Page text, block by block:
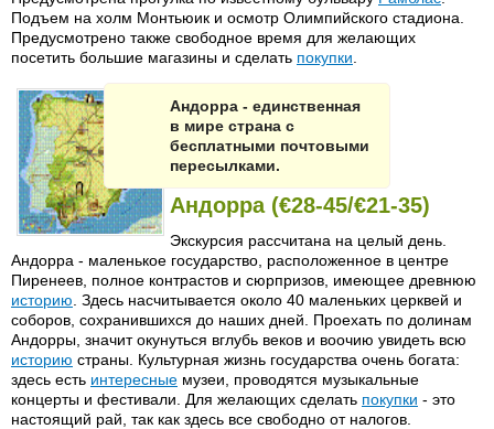
Подъем на холм Монтьюик и осмотр Олимпийского стадиона.
Предусмотрено также свободное время для желающих
посетить большие магазины и сделать покупки
Андорра - единственная
в мире страна с
бесплатными почтовыми
пересылками.
Андорра (€28-45/€21-35)
Экскурсия рассчитана на целый день.
Андорра - маленькое государство, расположенное в центре
Пиренеев, полное контрастов и сюрпризов, имеющее древнюю
историю . Здесь насчитывается около 40 маленьких церквей и
соборов, сохранившихся до наших дней. Проехать по долинам
Андорры, значит окунуться вглубь веков и воочию увидеть всю
историю страны. Культурная жизнь государства очень богата:
здесь есть интересные музеи, проводятся музыкальные
концерты и фестивали. Для желающих сделать покупки - это
настоящий рай, так как здесь все свободно от налогов.